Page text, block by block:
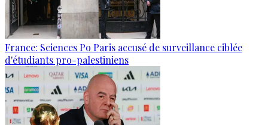
France: Sciences Po Paris accusé de surveillance ciblée
d'étudiants pro-palestiniens